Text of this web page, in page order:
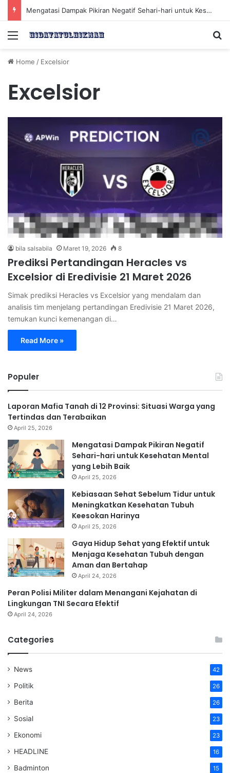
Mengatasi Dampak Pikiran Negatif Sehari-hari untuk Kesehatan Mental yang Lebih Baik
Menu
Home / Excelsior
Excelsior
bila salsabila Maret 19, 2026 8
Prediksi Pertandingan Heracles vs
Excelsior di Eredivisie 21 Maret 2026
Simak prediksi Heracles vs Excelsior yang mendalam dan
analisis tim menjelang pertandingan Eredivisie 21 Maret 2026,
temukan kunci kemenangan di…
Read More »
Populer
Laporan Mafia Tanah di 12 Provinsi: Situasi Warga yang
Tertindas dan Terabaikan
April 25, 2026
Mengatasi Dampak Pikiran Negatif
Sehari-hari untuk Kesehatan Mental
yang Lebih Baik
April 25, 2026
Kebiasaan Sehat Sebelum Tidur untuk
Meningkatkan Kesehatan Tubuh
Keesokan Harinya
April 25, 2026
Gaya Hidup Sehat yang Efektif untuk
Menjaga Kesehatan Tubuh dengan
Aman dan Bertahap
April 24, 2026
Peran Polisi Militer dalam Menangani Kejahatan di
Lingkungan TNI Secara Efektif
April 24, 2026
Categories
News 42
Politik 26
Berita 26
Sosial 23
Ekonomi 23
HEADLINE 16
Badminton 15